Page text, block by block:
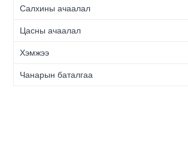
Салхины ачаалал
Цасны ачаалал
Хэмжээ
Чанарын баталгаа